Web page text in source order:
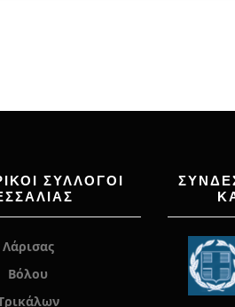
ΣΥΛΛΟΓΟΙ
Λάρισας
Βόλου